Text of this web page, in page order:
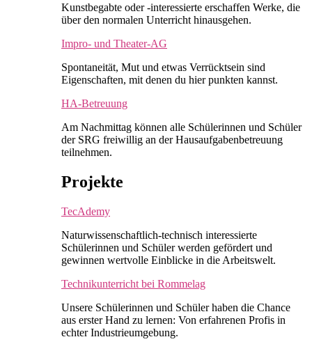
Kunstbegabte oder -interessierte erschaffen Werke, die
über den normalen Unterricht hinausgehen.
Impro- und Theater-AG
Spontaneität, Mut und etwas Verrücktsein sind
Eigenschaften, mit denen du hier punkten kannst.
HA-Betreuung
Am Nachmittag können alle Schülerinnen und Schüler
der SRG freiwillig an der Hausaufgabenbetreuung
teilnehmen.
Projekte
TecAdemy
Naturwissenschaftlich-technisch interessierte
Schülerinnen und Schüler werden gefördert und
gewinnen wertvolle Einblicke in die Arbeitswelt.
Technikunterricht bei Rommelag
Unsere Schülerinnen und Schüler haben die Chance
aus erster Hand zu lernen: Von erfahrenen Profis in
echter Industrieumgebung.